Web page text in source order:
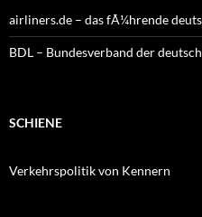
airliners.de – das fÃ¼hrende
BDL – Bundesverband der
SCHIENE
Verkehrspolitik von Kennern